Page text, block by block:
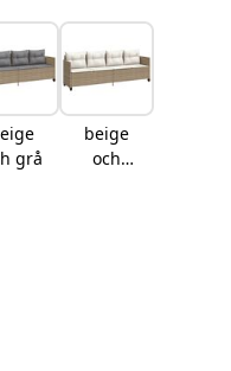
grå
beige
och